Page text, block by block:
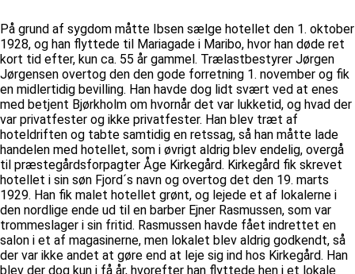
På grund af sygdom måtte Ibsen sælge hotellet den 1. oktober
1928, og han flyttede til Mariagade i Maribo, hvor han døde ret
kort tid efter, kun ca. 55 år gammel. Trælastbestyrer Jørgen
Jørgensen overtog den den gode forretning 1. november og fik
en midlertidig bevilling. Han havde dog lidt svært ved at enes
med betjent Bjørkholm om hvornår det var lukketid, og hvad der
var privatfester og ikke privatfester. Han blev træt af
hoteldriften og tabte samtidig en retssag, så han måtte lade
handelen med hotellet, som i øvrigt aldrig blev endelig, overgå
til præstegårdsforpagter Åge Kirkegård. Kirkegård fik skrevet
hotellet i sin søn Fjord´s navn og overtog det den 19. marts
1929. Han fik malet hotellet grønt, og lejede et af lokalerne i
den nordlige ende ud til en barber Ejner Rasmussen, som var
trommeslager i sin fritid. Rasmussen havde fået indrettet en
salon i et af magasinerne, men lokalet blev aldrig godkendt, så
der var ikke andet at gøre end at leje sig ind hos Kirkegård. Han
blev der dog kun i få år, hvorefter han flyttede hen i et lokale